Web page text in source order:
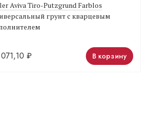
Aviva Tiro-Putzgrund Farblos
грунт с кварцевым
₽ В корзину